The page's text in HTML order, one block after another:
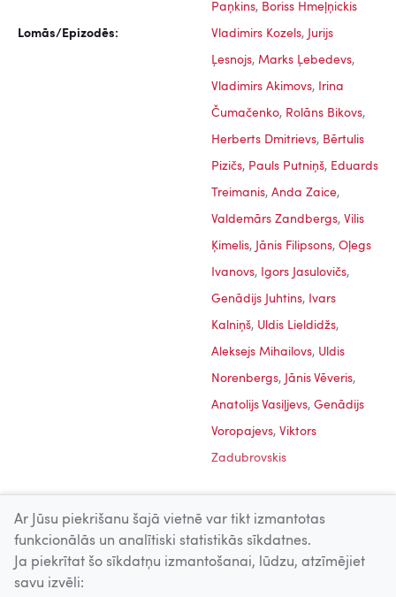
Paņkins, Boriss Hmeļņickis
Lomās/Epizodēs: Vladimirs Kozels, Jurijs
Ļesnojs, Marks Ļebedevs,
Vladimirs Akimovs, Irina
Čumačenko, Rolāns Bikovs,
Herberts Dmitrievs, Bērtulis
Pizičs, Pauls Putniņš, Eduards
Treimanis, Anda Zaice,
Valdemārs Zandbergs, Vilis
Ķimelis, Jānis Filipsons, Oļegs
Ivanovs, Igors Jasulovičs,
Genādijs Juhtins, Ivars
Kalniņš, Uldis Lieldidžs,
Aleksejs Mihailovs, Uldis
Norenbergs, Jānis Vēveris,
Anatolijs Vasiļjevs, Genādijs
Voropajevs, Viktors
Zadubrovskis
Uz augšu
Ar Jūsu piekrišanu šajā vietnē var tikt izmantotas
funkcionālās un analītiski statistikās sīkdatnes.
Ja piekrītat šo sīkdatņu izmantošanai, lūdzu, atzīmējiet
savu izvēli: